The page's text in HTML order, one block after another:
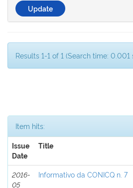
Results 1-1 of 1 (Search time: 0.001
Item hits:
Issue
Date
Title
2016-
05
Informativo da CONICQ n. 7